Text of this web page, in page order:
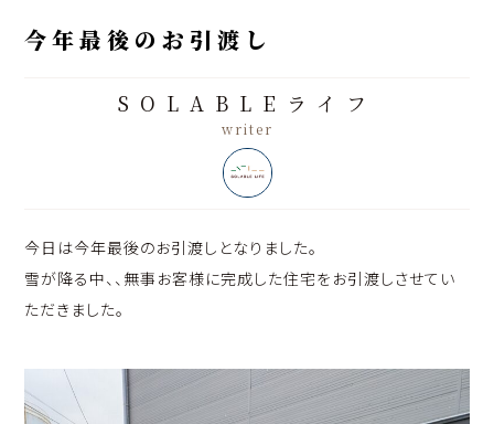
今年最後のお引渡し
SOLABLEライフ
今日は今年最後のお引渡しとなりました。
雪が降る中、、無事お客様に完成した住宅をお引渡しさせてい
ただきました。